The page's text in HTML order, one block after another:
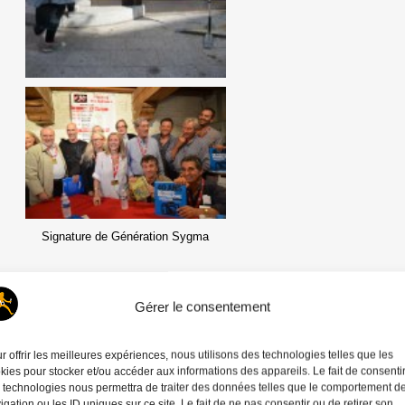
Gérer le consentement
offrir les meilleures expériences, nous utilisons des technologies telles que les
pour stocker et/ou accéder aux informations des appareils. Le fait de
technologies nous permettra de traiter des données telles que le comportement de
Signature de Génération Sygma
À propos Articles récents
Geneviève Delalot